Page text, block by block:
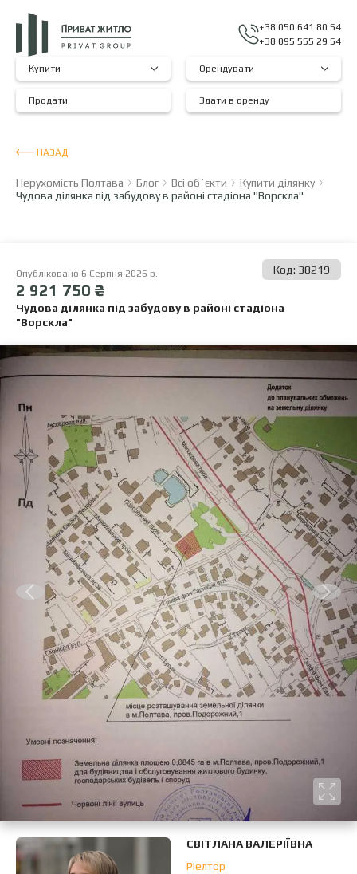
+38 050 641 80 54
+38 095 555 29 54
Купити Орендувати
Продати Здати в оренду
НАЗАД
Нерухомість Полтава Блог Всі об`єкти
Купити ділянку
Чудова ділянка під забудову в районі стадіона "Ворскла"
Опубліковано 6 Серпня 2026 р. Код: 38219
2 921 750 ₴
Чудова ділянка під забудову в районі стадіона
"Ворскла"
СВІТЛАНА ВАЛЕРІЇВНА
Ріелтор